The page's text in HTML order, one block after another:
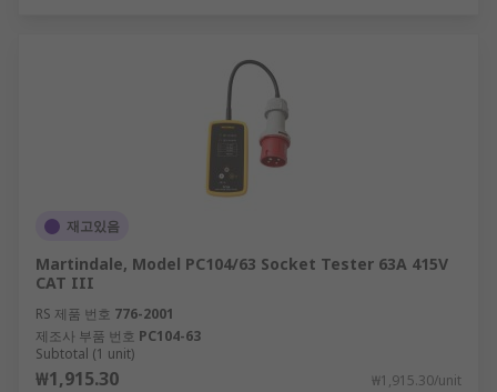
재고있음
Martindale, Model PC104/63 Socket Tester 63A 415V
CAT III
RS 제품 번호 776-2001
제조사 부품 번호 PC104-63
Subtotal (1 unit)
₩1,915.30 ₩1,915.30/unit